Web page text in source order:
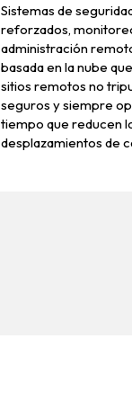
Sistemas de
reforzados,
administración
basada en la nube
sitios remotos no
seguros y siempre
tiempo que reducen
desplazamientos de